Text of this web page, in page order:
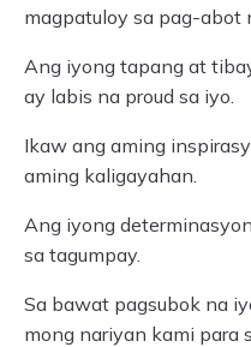
magpatuloy sa pag-abot
Ang iyong tapang at
ay labis na proud sa iyo.
Ikaw ang aming
aming kaligayahan.
Ang iyong
sa tagumpay.
Sa bawat pagsubok na
mong nariyan kami para